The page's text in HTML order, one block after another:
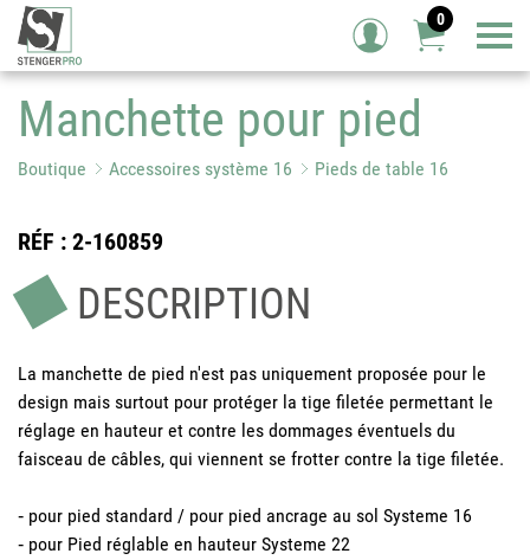
0
Manchette pour pied
Boutique Accessoires système 16 Pieds de table 16
RÉF : 2-160859
DESCRIPTION
La manchette de pied n'est pas uniquement proposée pour le
design mais surtout pour protéger la tige filetée permettant le
réglage en hauteur et contre les dommages éventuels du
faisceau de câbles, qui viennent se frotter contre la tige filetée.
‐ pour pied standard / pour pied ancrage au sol Systeme 16
‐ pour Pied réglable en hauteur Systeme 22